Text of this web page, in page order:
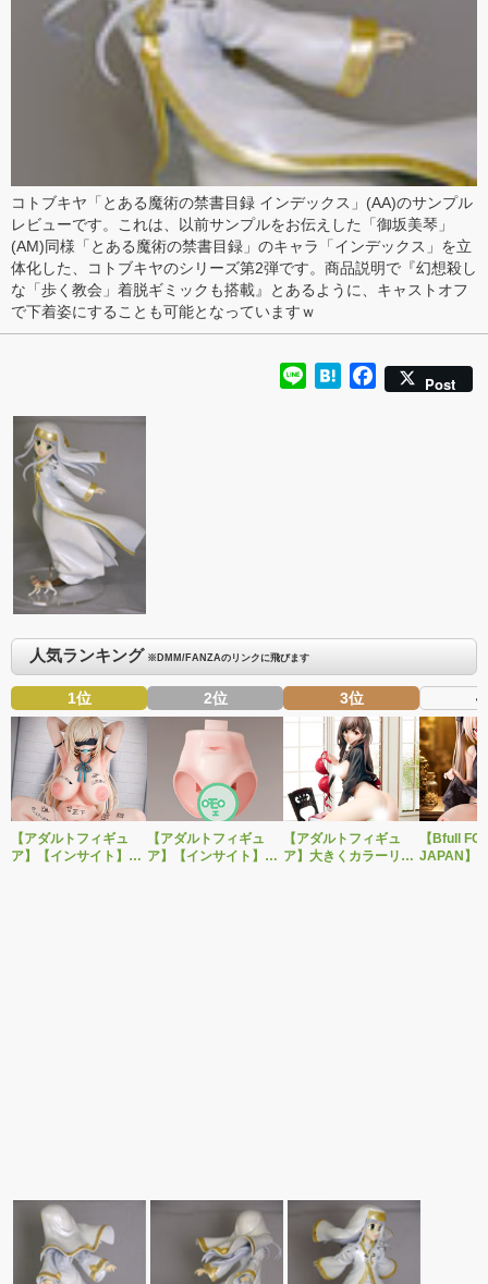
コトブキヤ「 とある魔術の禁書目録 インデックス 」(AA)のサンプル
レビューです。これは、以前サンプルをお伝えした「御坂美琴 」
(AM)同様「 とある魔術の禁書目録 」のキャラ「インデックス」を立
体化した、コトブキヤのシリーズ第2弾です。商品説明で『幻想殺し
な「歩く教会」着脱ギミックも搭載』とあるように、キャストオフ
で下着姿にすることも可能となっていますｗ
Line HatenaFacebook
Post
人気ランキング ※DMM/FANZAのリンクに飛びます
1位
【アダルトフィギュ
ア】【インサイト】肉
2位
【アダルトフィギュ
ア】【インサイト】ベ
3位
【アダルトフィギュ
ア】大きくカラーリン
4
【Bfull
JAPAN】